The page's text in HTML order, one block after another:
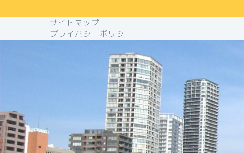
サイトマップ
プライバシーポリシー